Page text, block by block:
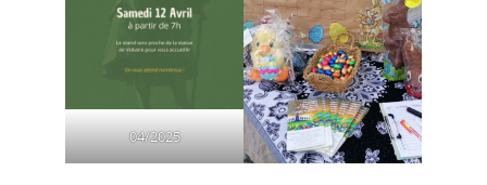
04/2025